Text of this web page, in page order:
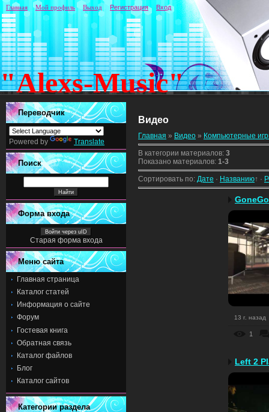
"Alexs-Music"
Главная Мой профиль Выход Регистрация Вход
Переводчик
Powered by Translate
Поиск
Форма входа
Войти через uID
Старая форма входа
Меню сайта
Главная страница
Каталог статей
Информация о сайте
Форум
Гостевая книга
Обратная связь
Каталог файлов
Блог
Каталог сайтов
Категории раздела
Видео
Главная » Видео » Компьютерные
В категории материалов: 3
Показано материалов: 1-3
Сортировать по: Дате · Названию↑ ·
13 г. назад
1
Left 2